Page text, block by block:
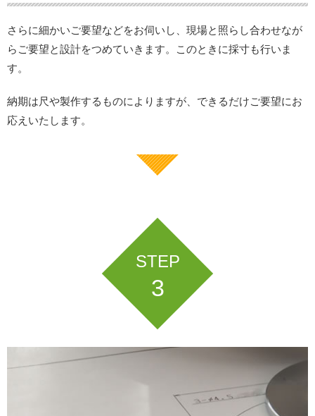
さらに細かいご要望などをお伺いし、現場と照らし合わせなが
らご要望と設計をつめていきます。このときに採寸も行いま
す。
納期は尺や製作するものによりますが、できるだけご要望にお
応えいたします。
STEP
3